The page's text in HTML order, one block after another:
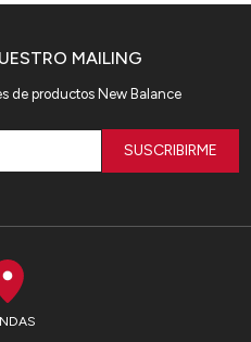
MAILING
de productos New Balance
SUSCRIBIRME